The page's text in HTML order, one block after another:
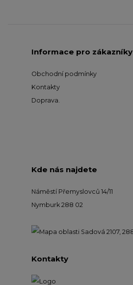
Informace pro zákazníky
Obchodní podmínky
Kontakty
Doprava.
Kde nás najdete
Náměstí Přemyslovců 14/11
Nymburk 288 02
Kontakty